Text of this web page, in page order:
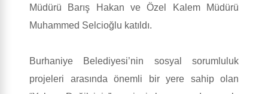
Müdürü Barış Hakan ve Özel Kalem Müdürü
Muhammed Selcioğlu katıldı.
Burhaniye Belediyesi’nin sosyal sorumluluk
projeleri arasında önemli bir yere sahip olan